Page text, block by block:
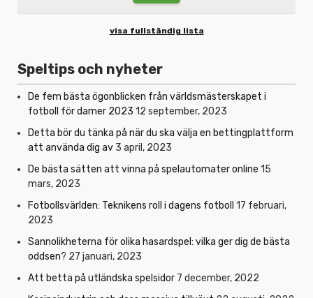
visa fullständig lista
Speltips och nyheter
De fem bästa ögonblicken från världsmästerskapet i
fotboll för damer 2023 12 september, 2023
Detta bör du tänka på när du ska välja en bettingplattform
att använda dig av 3 april, 2023
De bästa sätten att vinna på spelautomater online 15
mars, 2023
Fotbollsvärlden: Teknikens roll i dagens fotboll 17 februari,
2023
Sannolikheterna för olika hasardspel: vilka ger dig de bästa
oddsen? 27 januari, 2023
Att betta på utländska spelsidor 7 december, 2022